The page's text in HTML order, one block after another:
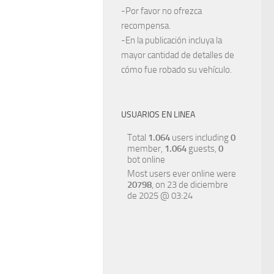
-Por favor no ofrezca
recompensa.
-En la publicación incluya la
mayor cantidad de detalles de
cómo fue robado su vehículo.
USUARIOS EN LINEA
Total 1.064 users including0
member, 1.064 guests, 0
bot online
Most users ever online were
20798, on 23 de diciembre
de 2025 @ 03:24